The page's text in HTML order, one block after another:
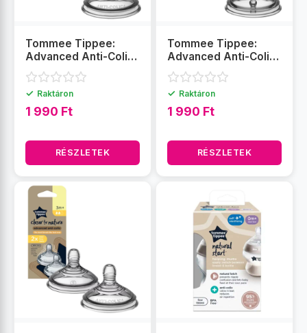
Tommee Tippee:
Advanced Anti-Colic
gyors folyású
etetőcumi (6 hó+) 2
db
✓ Raktáron
1 990 Ft
RÉSZLETEK
Tommee Tippee:
Advanced Anti-Colic
Vari Flow etetőcumi
(0 hó+)
✓ Raktáron
1 990 Ft
RÉSZLETEK